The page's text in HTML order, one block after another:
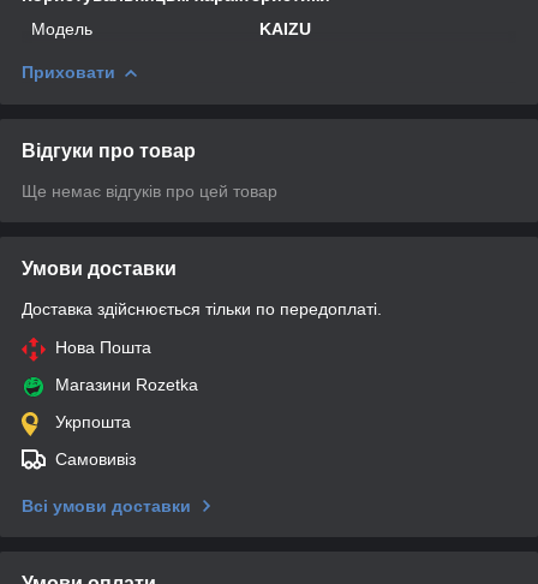
Мoдель
KAIZU
Приховати
Відгуки про товар
Ще немає відгуків про цей товар
Умови доставки
Доставка здійснюється тільки по передоплаті.
Нова Пошта
Магазини Rozetka
Укрпошта
Самовивіз
Всі умови доставки